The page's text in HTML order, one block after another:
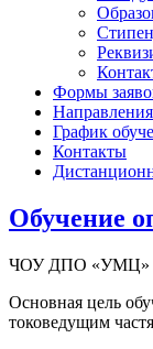
Формы
График
Контакты
Обучение
ЧОУ ДПО «УМЦ»
Основная цель
токоведущим